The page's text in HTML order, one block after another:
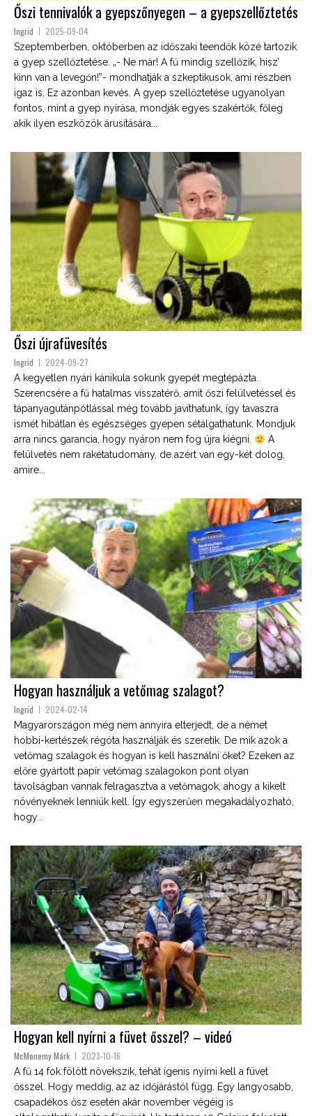
Őszi tennivalók a gyepszőnyegen – a gyepszellőztetés
Ingrid 2025-09-04
Szeptemberben, októberben az időszaki teendők közé tartozik
a gyep szellőztetése. „- Ne már! A fű mindig szellőzik, hisz’
kinn van a levegőn!”- mondhatják a szkeptikusok, ami részben
igaz is. Ez azonban kevés. A gyep szellőztetése ugyanolyan
fontos, mint a gyep nyírása, mondják egyes szakértők, főleg
akik ilyen eszközök árusítására...
Őszi újrafüvesítés
Ingrid 2024-09-27
A kegyetlen nyári kánikula sokunk gyepét megtépázta.
Szerencsére a fű hatalmas visszatérő, amit őszi felülvetéssel és
tápanyagutánpótlással még tovább javíthatunk, így tavaszra
ismét hibátlan és egészséges gyepen sétálgathatunk. Mondjuk
arra nincs garancia, hogy nyáron nem fog újra kiégni.
A
felülvetés nem rakétatudomány, de azért van egy-két dolog,
amire...
Hogyan használjuk a vetőmag szalagot?
Ingrid 2024-02-14
Magyarországon még nem annyira elterjedt, de a német
hobbi-kertészek régóta használják és szeretik. De mik azok a
vetőmag szalagok és hogyan is kell használni őket? Ezeken az
előre gyártott papír vetőmag szalagokon pont olyan
távolságban vannak felragasztva a vetőmagok, ahogy a kikelt
növényeknek lenniük kell. Így egyszerűen megakadályozható,
hogy...
Hogyan kell nyírni a füvet ősszel? – videó
McMenemy Márk 2023-10-16
A fű 14 fok fölött növekszik, tehát igenis nyírni kell a füvet
ősszel. Hogy meddig, az az időjárástól függ. Egy langyosabb,
csapadékos ősz esetén akár november végéig is